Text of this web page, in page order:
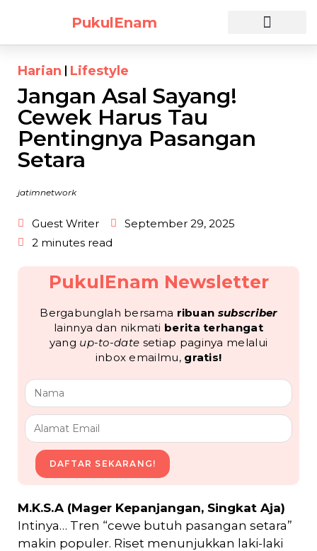
PukulEnam
Harian Lifestyle
Jangan Asal Sayang!
Cewek Harus Tau
Pentingnya Pasangan
Setara
jatimnetwork
Guest Writer
September 29, 2025
2 minutes read
PukulEnam Newsletter
Bergabunglah bersama ribuan subscriber
lainnya dan nikmati berita terhangat
yang up-to-date setiap paginya melalui
inbox emailmu, gratis!
DAFTAR SEKARANG!
M.K.S.A (Mager Kepanjangan, Singkat Aja)
Intinya… Tren “cewe butuh pasangan setara”
makin populer. Riset menunjukkan laki-laki